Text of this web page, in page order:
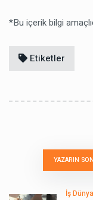
*Bu içerik bilgi
Etiketler
YAZARIN
İş